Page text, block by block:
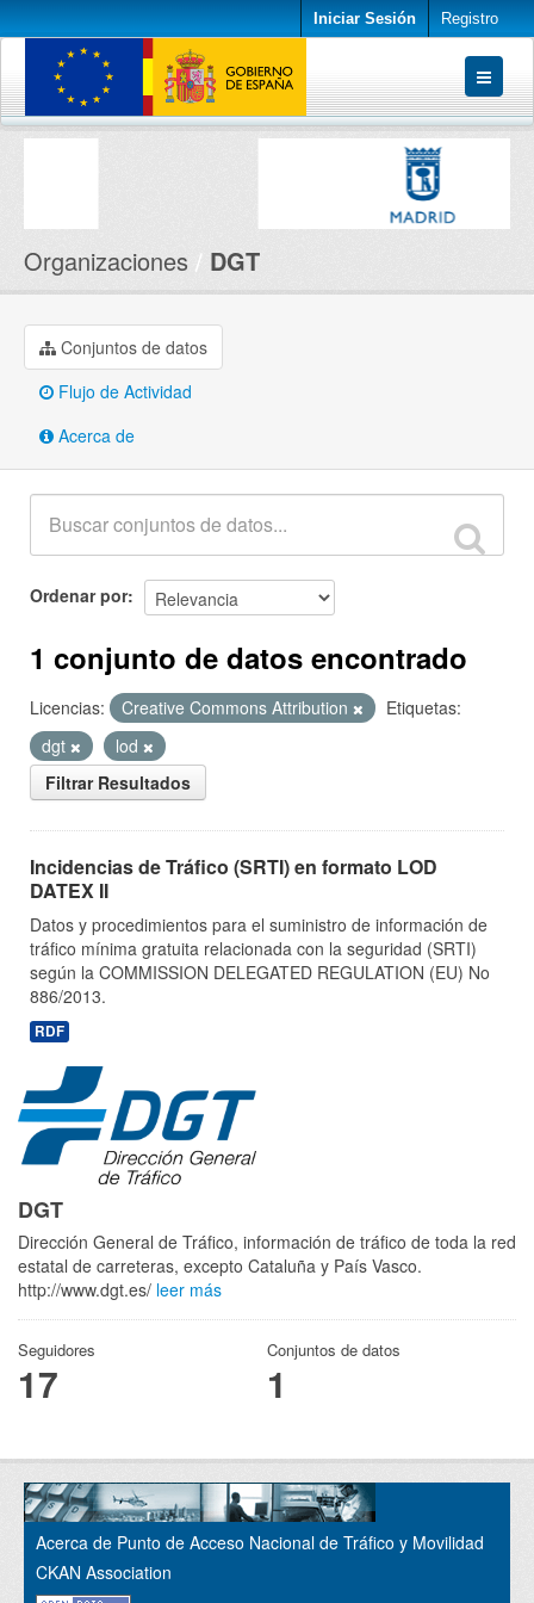
Iniciar Sesión Registro
Conjuntos de datos
Organizaciones DGT
Conjuntos de datos
Flujo de Actividad
Acerca de
Ordenar por
1 conjunto de datos encontrado
Licencias: Creative Commons Attribution
Etiquetas:
dgt
lod
Filtrar Resultados
Incidencias de Tráfico (SRTI) en formato LOD
DATEX II
Datos y procedimientos para el suministro de información de
tráfico mínima gratuita relacionada con la seguridad (SRTI)
según la COMMISSION DELEGATED REGULATION (EU) No
886/2013.
RDF
DGT
Dirección General de Tráfico, información de tráfico de toda la red
estatal de carreteras, excepto Cataluña y País Vasco.
http://www.dgt.es/ leer más
Seguidores
17
Conjuntos de datos
1
Acerca de Punto de Acceso Nacional de Tráfico y Movilidad
CKAN Association